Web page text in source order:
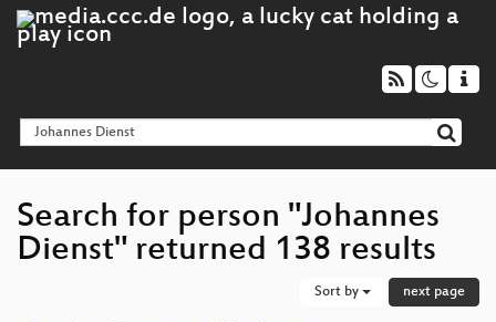
Search for person "Johannes
Dienst" returned 138 results
Sort by next page